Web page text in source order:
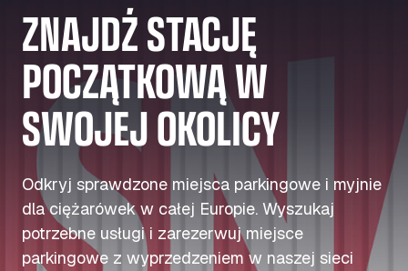
ZNAJDŹ STACJĘ
POCZĄTKOWĄ W
SWOJEJ OKOLICY
Odkryj sprawdzone miejsca parkingowe i myjnie
dla ciężarówek w całej Europie. Wyszukaj
potrzebne usługi i zarezerwuj miejsce
parkingowe z wyprzedzeniem w naszej sieci